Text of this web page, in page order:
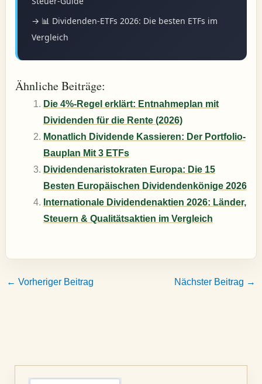
→ 📊 Dividenden-ETFs 2026: Die besten ETFs im
Vergleich
Ähnliche Beiträge:
Die 4%-Regel erklärt: Entnahmeplan mit
Dividenden für die Rente (2026)
Monatlich Dividende Kassieren: Der Portfolio-
Bauplan Mit 3 ETFs
Dividendenaristokraten Europa: Die 15
Besten Europäischen Dividendenkönige 2026
Internationale Dividendenaktien 2026: Länder,
Steuern & Qualitätsaktien im Vergleich
← Vorheriger Beitrag Nächster Beitrag →